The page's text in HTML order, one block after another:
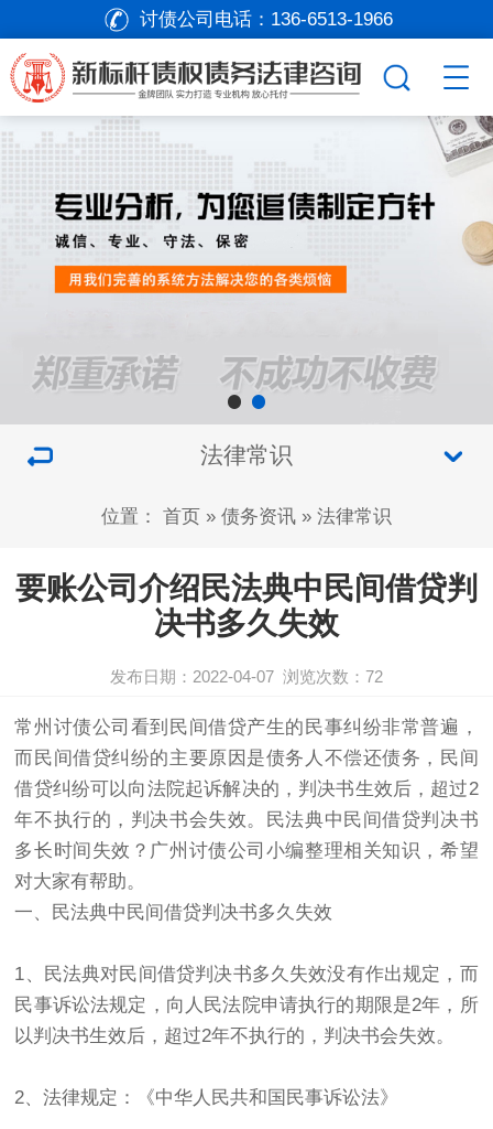
讨债公司电话： 136-6513-1966
法律常识
位置： 首页 » 债务资讯 » 法律常识
要账公司介绍民法典中民间借贷判
决书多久失效
发布日期：2022-04-07 浏览次数：72
常州讨债公司 看到民间借贷产生的民事纠纷非常普遍，
而民间借贷纠纷的主要原因是债务人不偿还债务，民间
借贷纠纷可以向法院起诉解决的，判决书生效后，超过2
年不执行的，判决书会失效。民法典中民间借贷判决书
多长时间失效？ 广州讨债公司 小编整理相关知识，希望
对大家有帮助。
一、民法典中民间借贷判决书多久失效
1、民法典对民间借贷判决书多久失效没有作出规定，而
民事诉讼法规定，向人民法院申请执行的期限是2年，所
以判决书生效后，超过2年不执行的，判决书会失效。
2、法律规定：《中华人民共和国民事诉讼法》